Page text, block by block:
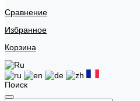
Сравнение
Избранное
Корзина
Поиск